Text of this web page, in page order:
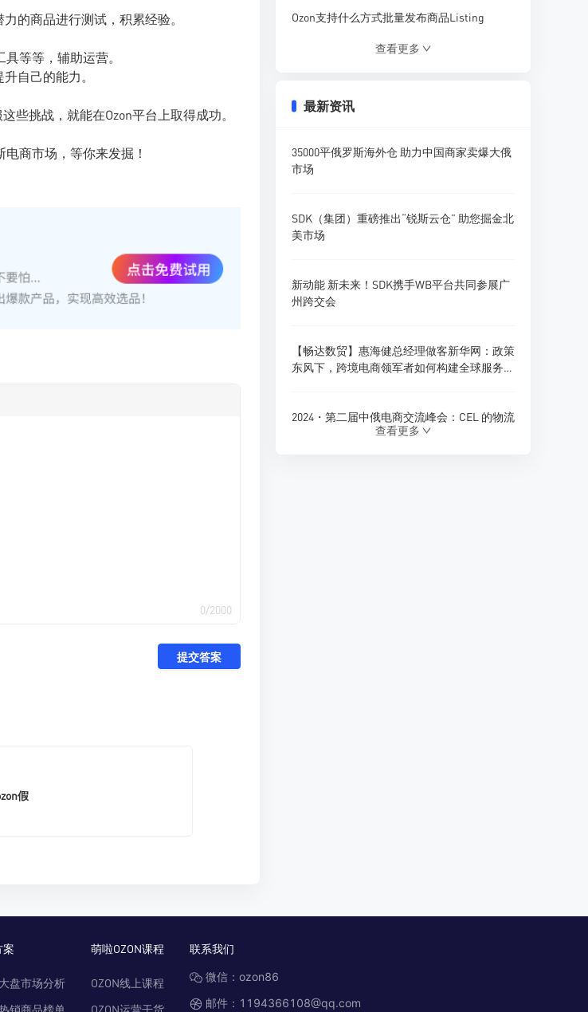
的商品进行测试，积累经验。
等等，辅助运营。
自己的能力。
些挑战，就能在Ozon平台上取得成功。
商市场，等你来发掘！
0/2000
提交答案
假
Ozon支持什么方式批量发布商品Listing
什么插件可以分析Ozon店铺商品流量
Ozon参与促销活动需要收取哪些费用
卖家如何在Ozon平台精准搜索产品调研
查看更多
最新资讯
35000平俄罗斯海外仓 助力中国商家卖爆大俄
市场
SDK（集团）重磅推出“锐斯云仓” 助您掘金北
美市场
新动能 新未来！SDK携手WB平台共同参展广
州跨交会
【畅达数贸】惠海健总经理做客新华网：政策
东风下，跨境电商领军者如何构建全球服务新
2024・第二届中俄电商交流峰会：CEL 的物流
创新与跨境电商新展望
查看更多
案
盘市场分析
销商品榜单
萌啦OZON课程
OZON线上课程
OZON运营干货
联系我们
微信：ozon86
邮件：1194366108@qq.com